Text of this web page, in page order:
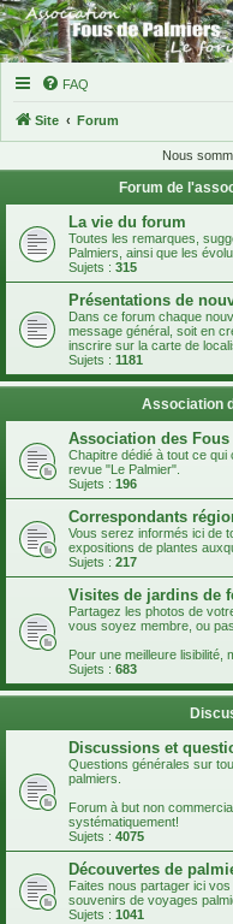
FAQ
Site Forum
Nous
Forum de
La vie du forum
Toutes les remarques,
Palmiers, ainsi que les
Sujets : 315
Présentations de
Dans ce forum chaque
message général, soit en
inscrire sur la carte de
Sujets : 1181
Association
Association des
Chapitre dédié à tout ce
revue "Le Palmier".
Sujets : 196
Correspondants
Vous serez informés ici de
expositions de plantes
Sujets : 217
Visites de jardins de
Partagez les photos de
vous soyez membre, ou
Pour une meilleure
Sujets : 683
Discussions et
Questions générales sur
palmiers.
Forum à but non
systématiquement!
Sujets : 4075
Découvertes de
Faites nous partager ici
souvenirs de voyages
Sujets : 1041